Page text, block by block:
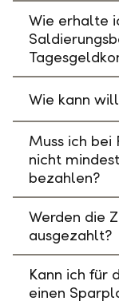
Wie erhalte
Wie kann
Muss ich bei
nicht
bezahlen?
Werden die
ausgezahlt?
Kann ich für
einen